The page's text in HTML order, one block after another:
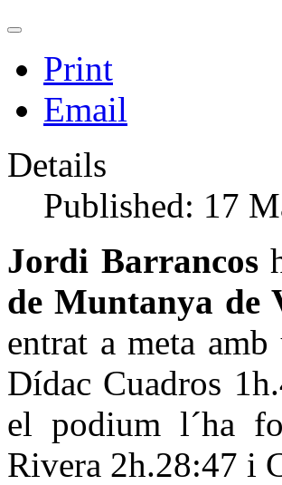
Print
Email
Details
Published: 17
Jordi Barrancos
de Muntanya
entrat a meta
Dídac Cuadros
el podium l´ha
Rivera 2h.28:47 i